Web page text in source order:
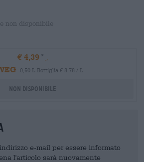
non disponibile
€ 4,39
0,50 L Bottiglia € 8,78 / L
Non disponibile
e-mail per essere informato
l'articolo sarà nuovamente